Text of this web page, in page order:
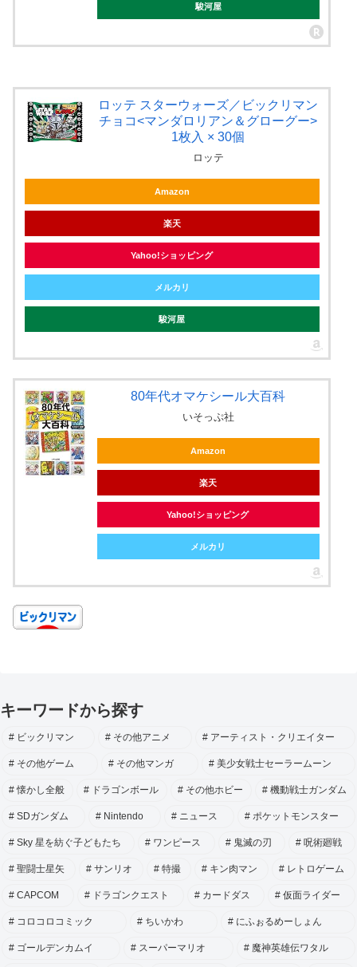
駿河屋
ロッテ スターウォーズ／ビックリマン
チョコ<マンダロリアン＆グローグー>
1枚入 × 30個
ロッテ
Amazon
楽天
Yahoo!ショッピング
メルカリ
駿河屋
80年代オマケシール大百科
いそっぷ社
Amazon
楽天
Yahoo!ショッピング
メルカリ
キーワードから探す
ビックリマン その他アニメ アーティスト・クリエイター
その他ゲーム その他マンガ 美少女戦士セーラームーン
懐かし全般 ドラゴンボール その他ホビー 機動戦士ガンダム
SDガンダム Nintendo ニュース ポケットモンスター
Sky 星を紡ぐ子どもたち ワンピース 鬼滅の刃 呪術廻戦
聖闘士星矢 サンリオ 特撮 キン肉マン レトロゲーム
CAPCOM ドラゴンクエスト カードダス 仮面ライダー
コロコロコミック ちいかわ にふぉるめーしょん
ゴールデンカムイ スーパーマリオ 魔神英雄伝ワタル